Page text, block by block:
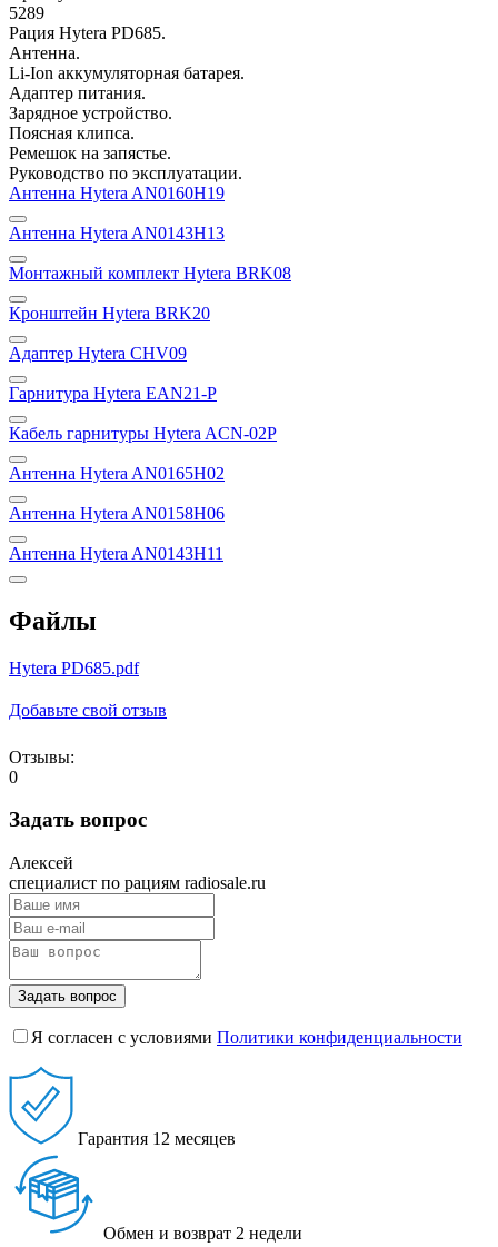
5289
Рация Hytera PD685.
Антенна.
Li-Ion аккумуляторная батарея.
Адаптер питания.
Зарядное устройство.
Поясная клипса.
Ремешок на запястье.
Руководство по эксплуатации.
Антенна Hytera AN0160H19
Антенна Hytera AN0143H13
Монтажный комплект Hytera BRK08
Кронштейн Hytera BRK20
Адаптер Hytera CHV09
Гарнитура Hytera EAN21-P
Кабель гарнитуры Hytera ACN-02P
Антенна Hytera AN0165H02
Антенна Hytera AN0158H06
Антенна Hytera AN0143H11
Файлы
Hytera PD685.pdf
Добавьте свой отзыв
Отзывы:
0
Задать вопрос
Алексей
специалист по рациям radiosale.ru
Задать вопрос
Я согласен с условиями Политики конфиденциальности
Гарантия 12 месяцев
Обмен и возврат 2 недели